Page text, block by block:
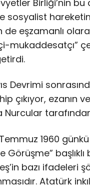
Birliği’nin
sosyalist
de eşzamanlı
mukaddesatçı”
Devrimi
çıkıyor, ezanın
Nurcular
1960
başlıklı
bazı ifadeleri
Atatürk